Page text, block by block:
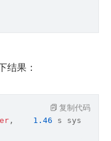
结果：
, 1.46 s sys,
复制代码